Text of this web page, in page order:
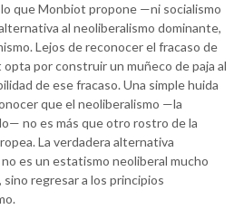
que Monbiot propone —ni socialismo
al neoliberalismo dominante,
Lejos de reconocer el fracaso de
por construir un muñeco de paja al
de ese fracaso. Una simple huida
que el neoliberalismo —la
no es más que otro rostro de la
La verdadera alternativa
es un estatismo neoliberal mucho
regresar a los principios